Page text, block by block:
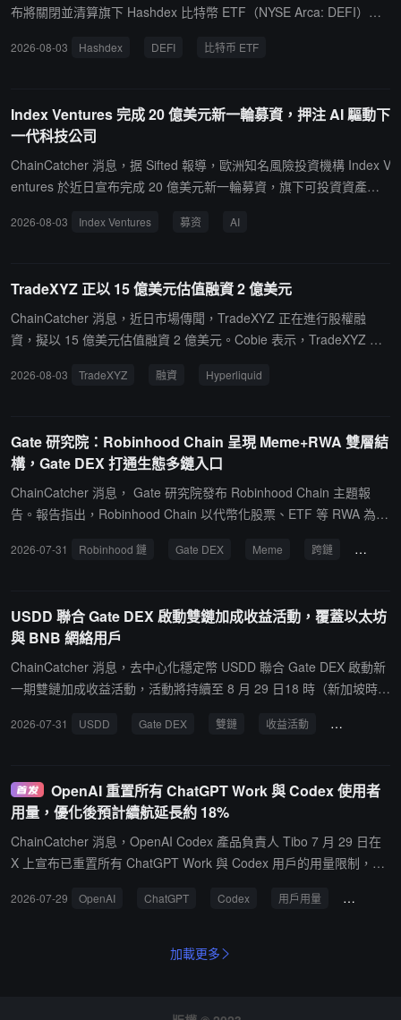
布將關閉並清算旗下 Hashdex 比特幣 ETF（NYSE Arca: DEFI），
向美國投資者的產品目前仍管理超 2 億美元資產。据披露，該基金股
金清算分配，預計於 8 月 28 日前後支付，分配金額將反映基金清算
期間比特幣價格波動等因素。Hashdex 表示，關閉決定基於對資產管
理規模、交易流動性、運營成本、投資者興趣等因素的綜合評估。
2026-08-03 Hashdex DEFI 比特币 ETF
Index Ventures 完成 20 億美元新一輪募資，押注 AI 驅動下
一代科技公司
ChainCatcher 消息，据 Sifted 報導，歐洲知名風險投資機構 Index V
entures 於近日宣布完成 20 億美元新一輪募資，旗下可投資資產總
金、9 億美元早期風險基金，以及向現有成長期基金追加的 7 億美元
洲、以色列及美國市場。此次募資背景下，AI 是其核心押注方向，該
機構已相繼投資 Mistral、Cohere 及前 DeepMind 研究員 David Silv
er 創立的 Ineffable Intelligence。此前，Index 投資組合中的 Wiz 以
份出售（估值達 1150 億美元），均為本輪募資提供了有力背書。
2026-08-03 Index Ventures 募资 AI
TradeXYZ 正以 15 億美元估值融資 2 億美元
ChainCatcher 消息，近日市場傳聞，TradeXYZ 正在進行股權融
資，擬以 15 億美元估值融資 2 億美元。Cobie 表示，TradeXYZ 融
不從 Jeff 領導的 Hyperliquid 團隊融資。
2026-08-03 TradeXYZ 融資 Hyperliquid
Gate 研究院：Robinhood Chain 呈現 Meme+RWA 雙層結
構，Gate DEX 打通生態多鏈入口
ChainCatcher 消息， Gate 研究院發布 Robinhood Chain 主題報
告。報告指出，Robinhood Chain 以代幣化股票、ETF 等 RWA 為長
先帶動增長，形成 RWA 作為長期資產終局、Meme 作為短期流動性
價。報告同時認為，Gate DEX 對 Robinhood Chain 的全面接入補充
了生態的外部多鏈入口。在 Robinhood Chain 早期發展階段，Unisw
ap 等 AMM 主要承擔鏈內資產價格發現與流動性形成，而 Gate DEX
則透過資產發現、交易入口及跨鏈能力，補充生態外部資金與用戶流
ate Wallet、Swap、專業交易及行情模塊同步覆蓋該網絡；依托 Acro
資產分發與資金路由功能，透過降低用戶發現資產、跨鏈進入及參與
交易的操作門檻，幫助 Robinhood Chain 連接更廣泛的多鏈用戶。
2026-07-31 Robinhood 鏈 Gate DEX Meme 跨鏈 RWA
USDD 聯合 Gate DEX 啟動雙鏈加成收益活動，覆蓋以太坊
與 BNB 網絡用戶
ChainCatcher 消息，去中心化穩定幣 USDD 聯合 Gate DEX 啟動新
一期雙鏈加成收益活動，活動將持續至 8 月 29 日18 時（新加坡時
枚 USDD 額外獎勵； BNB 網絡參與者除享有同等基礎收益外，還可
DD 、再質押為 sUSDD "的路徑參與，獎勵將根據質押份額實時計
算。已參與上一期活動的用戶無需再次操作，可自動銜接本期活動；
新用戶需提前準備足夠的 ETH 或 BNB 支付鏈上手續費。
2026-07-31 USDD Gate DEX 雙鏈 收益活動 以太坊
OpenAI 重置所有 ChatGPT Work 與 Codex 使用者
用量，優化後預計續航延長約 18%
ChainCatcher 消息，OpenAI Codex 產品負責人 Tibo 7 月 29 日在
X 上宣布已重置所有 ChatGPT Work 與 Codex 用戶的用量限制，並
饋 Codex 限額消耗速度超出預期。OpenAI 強調並未削減任何訂閱計
間工作、執行更多工具調用並協調複雜工作流；在相同推理級別下消
效率尚可，但處理複雜任務的重度用戶消耗遠快於預期。OpenAI 表
2026-07-29 OpenAI ChatGPT Codex 用戶用量 續航延長
加載更多